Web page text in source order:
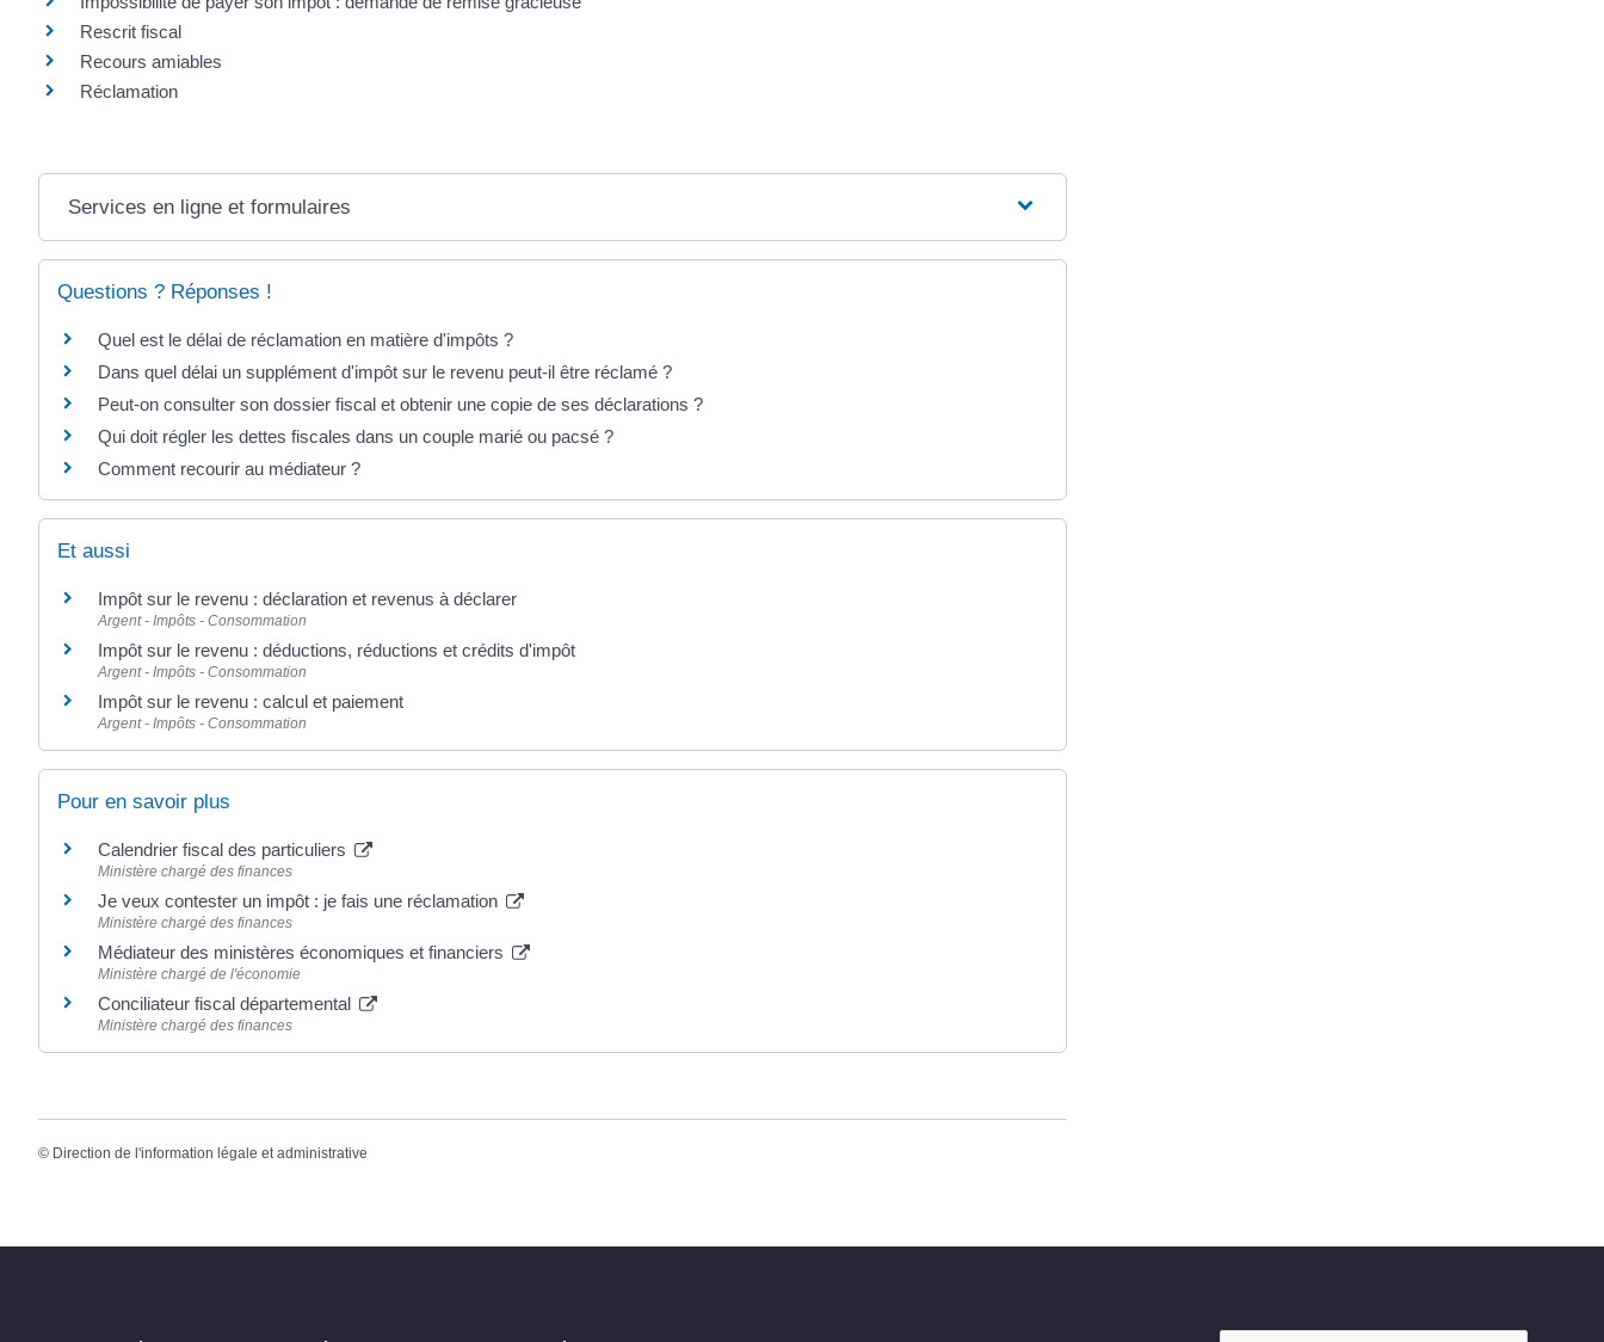
Rescrit fiscal
Recours amiables
Réclamation
Services en ligne et formulaires
Questions ? Réponses !
Quel est le délai de réclamation en matière d'impôts ?
Dans quel délai un supplément d'impôt sur le revenu peut-il être réclamé ?
Peut-on consulter son dossier fiscal et obtenir une copie de ses déclarations ?
Qui doit régler les dettes fiscales dans un couple marié ou pacsé ?
Comment recourir au médiateur ?
Et aussi
Impôt sur le revenu : déclaration et revenus à déclarer
Argent - Impôts - Consommation
Impôt sur le revenu : déductions, réductions et crédits d'impôt
Argent - Impôts - Consommation
Impôt sur le revenu : calcul et paiement
Argent - Impôts - Consommation
Pour en savoir plus
Calendrier fiscal des particuliers
Ministère chargé des finances
Je veux contester un impôt : je fais une réclamation
Ministère chargé des finances
Médiateur des ministères économiques et financiers
Ministère chargé de l'économie
Conciliateur fiscal départemental
Ministère chargé des finances
© Direction de l'information légale et administrative